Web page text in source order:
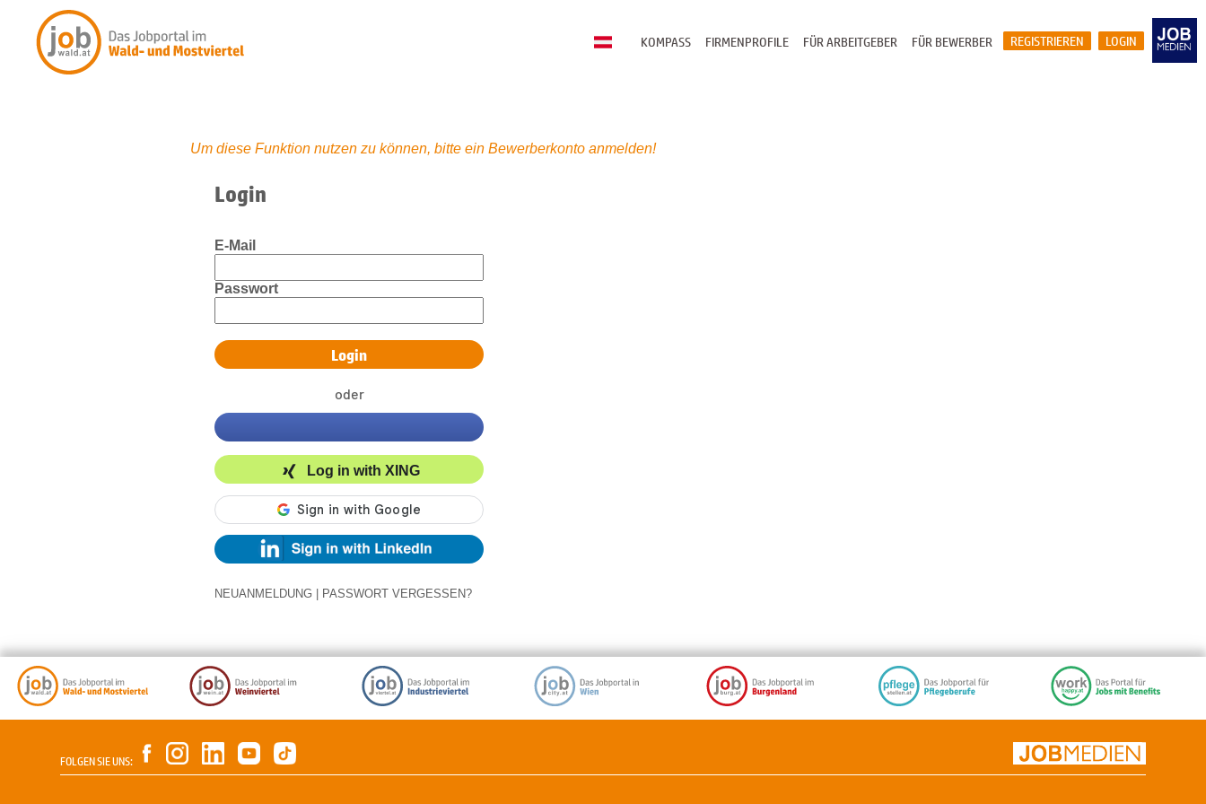
LOGIN
REGISTRIEREN
FÜR BEWERBER
FÜR ARBEITGEBER
FIRMENPROFILE
KOMPASS
Um diese Funktion nutzen zu können, bitte ein Bewerberkonto anmelden!
Login
E-Mail
Passwort
oder
Log in with XING
NEUANMELDUNG PASSWORT VERGESSEN?
FOLGEN SIE UNS: